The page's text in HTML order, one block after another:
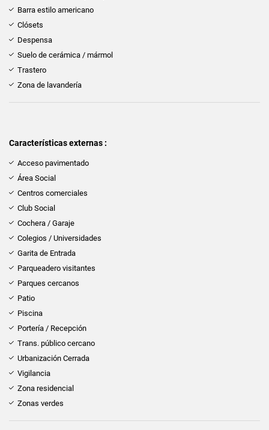
Barra estilo americano
Clósets
Despensa
Suelo de cerámica / mármol
Trastero
Zona de lavandería
Características externas :
Acceso pavimentado
Área Social
Centros comerciales
Club Social
Cochera / Garaje
Colegios / Universidades
Garita de Entrada
Parqueadero visitantes
Parques cercanos
Patio
Piscina
Portería / Recepción
Trans. público cercano
Urbanización Cerrada
Vigilancia
Zona residencial
Zonas verdes